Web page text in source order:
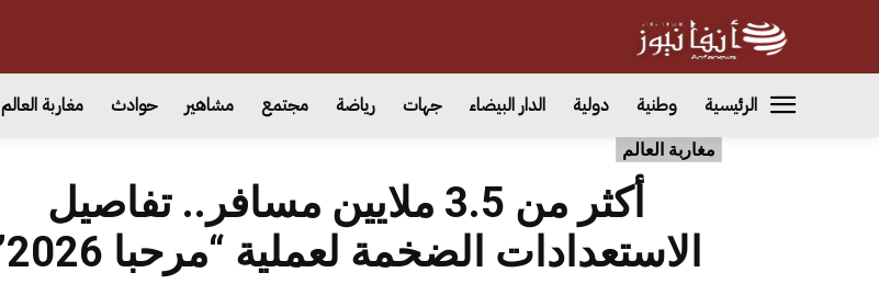
الرئيسية وطنية دولية الدار البيضاء جهات رياضة مجتمع مشاهير حوادث مغاربة العالم
مغاربة العالم
أكثر من 3.5 ملايين مسافر.. تفاصيل
الاستعدادات الضخمة لعملية “مرحبا 2026”